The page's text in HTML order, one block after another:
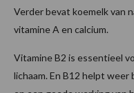
Verder bevat koemelk van
vitamine A en calcium.
Vitamine B2 is essentieel
lichaam. En B12 helpt weer